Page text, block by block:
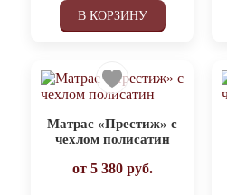
В КОРЗИНУ
Матрас «Престиж» с
чехлом полисатин
от 5 380руб.